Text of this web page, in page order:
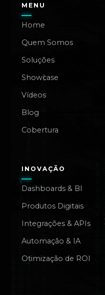
MENU
Home
Quem Somos
Soluções
Showcase
Vídeos
Blog
Cobertura
INOVAÇÃO
Dashboards & BI
Produtos Digitais
Integrações & APIs
Automação & IA
Otimização de ROI